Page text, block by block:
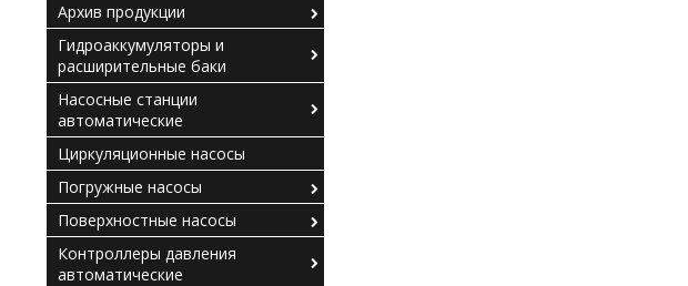
Архив продукции
Гидроаккумуляторы и
расширительные баки
Насосные станции
автоматические
Циркуляционные насосы
Погружные насосы
Поверхностные насосы
Контроллеры давления
автоматические